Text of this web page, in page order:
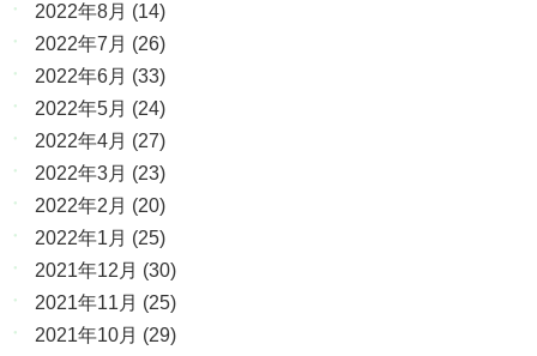
2022年8月 (14)
2022年7月 (26)
2022年6月 (33)
2022年5月 (24)
2022年4月 (27)
2022年3月 (23)
2022年2月 (20)
2022年1月 (25)
2021年12月 (30)
2021年11月 (25)
2021年10月 (29)